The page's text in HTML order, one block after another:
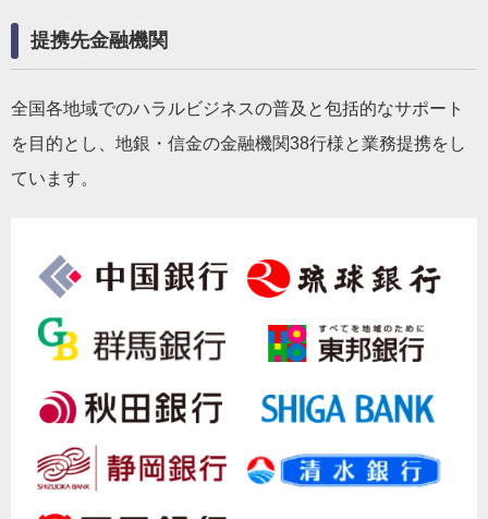
提携先金融機関
全国各地域でのハラルビジネスの普及と包括的なサポート
を目的とし、地銀・信金の金融機関38行様と業務提携をし
ています。